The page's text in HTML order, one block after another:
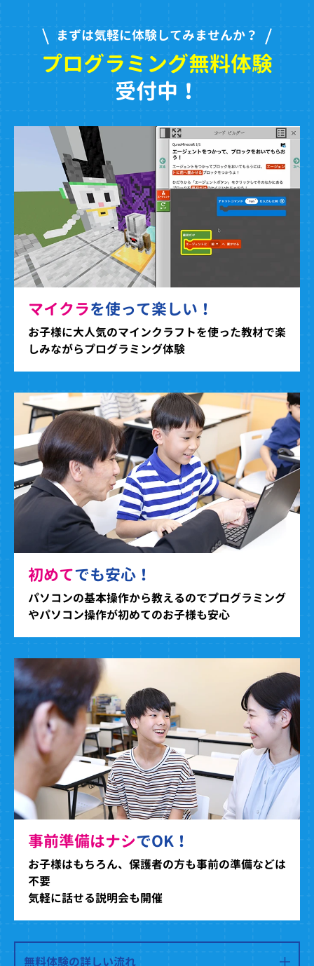
まずは気軽に体験してみませんか？
プログラミング無料体験
受付中！
マイクラを使って楽しい！
お子様に大人気のマインクラフトを使った教材で楽
しみながらプログラミング体験
初めてでも安心！
パソコンの基本操作から教えるのでプログラミング
やパソコン操作が初めてのお子様も安心
事前準備はナシでOK！
お子様はもちろん、保護者の方も事前の準備などは
不要
気軽に話せる説明会も開催
無料体験の詳しい流れ